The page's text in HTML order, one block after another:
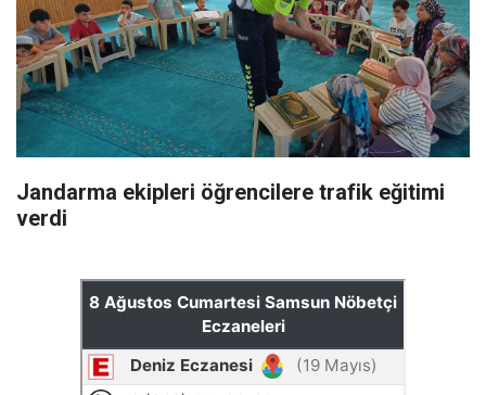
Jandarma ekipleri öğrencilere trafik eğitimi
verdi